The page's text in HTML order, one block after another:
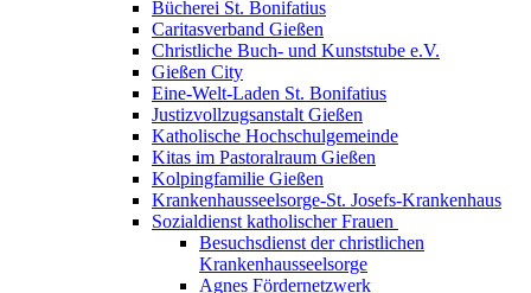
Bücherei St. Bonifatius
Caritasverband Gießen
Christliche Buch- und Kunststube e.V.
Gießen City
Eine-Welt-Laden St. Bonifatius
Justizvollzugsanstalt Gießen
Katholische Hochschulgemeinde
Kitas im Pastoralraum Gießen
Kolpingfamilie Gießen
Krankenhausseelsorge-St. Josefs-Krankenhaus
Sozialdienst katholischer Frauen
Besuchsdienst der christlichen
Krankenhausseelsorge
Agnes Fördernetzwerk